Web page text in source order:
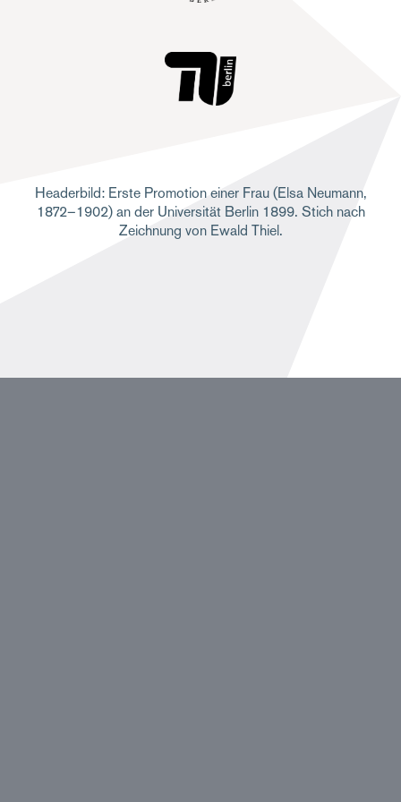
Headerbild: Erste Promotion einer Frau (Elsa Neumann,
1872–1902) an der Universität Berlin 1899. Stich nach
Zeichnung von Ewald Thiel.